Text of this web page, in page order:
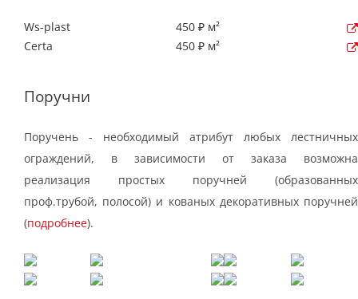
Ws-plast
450 ₽ м²
Certa
450 ₽ м²
Поручни
Поручень - необходимый атрибут любых лестничных
ограждений, в зависимости от заказа возможна
реализация простых поручней (образованных
проф.трубой, полосой) и кованых декоративных поручней
(подробнее).